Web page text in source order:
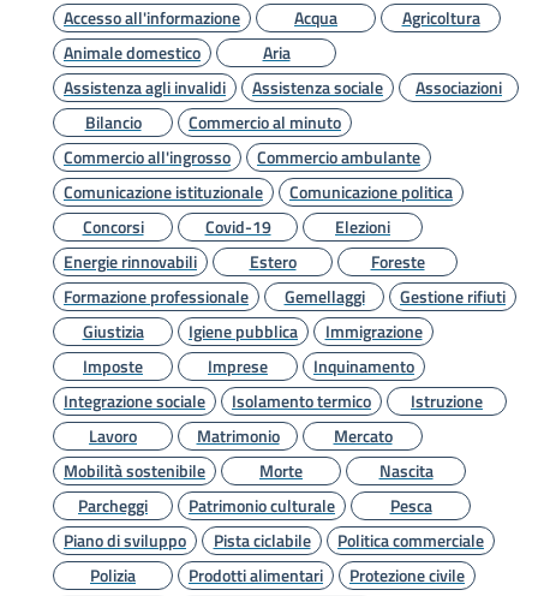
Accesso all'informazione Acqua
Agricoltura
Animale domestico
Aria
Assistenza agli invalidi
Assistenza sociale
Associazioni
Bilancio
Commercio al minuto
Commercio all'ingrosso
Commercio ambulante
Comunicazione istituzionale
Comunicazione politica
Concorsi
Covid-19
Elezioni
Energie rinnovabili
Estero
Foreste
Formazione professionale
Gemellaggi
Gestione rifiuti
Giustizia
Igiene pubblica
Immigrazione
Imposte
Imprese
Inquinamento
Integrazione sociale
Isolamento termico
Istruzione
Lavoro
Matrimonio
Mercato
Mobilità sostenibile
Morte
Nascita
Parcheggi
Patrimonio culturale
Pesca
Piano di sviluppo
Pista ciclabile
Politica commerciale
Polizia
Prodotti alimentari
Protezione civile